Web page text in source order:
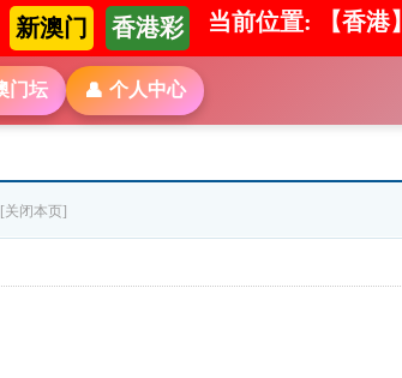
新澳门 香港彩 当前位置: 【香港】
门坛 👤 个人中心
[关闭本页]